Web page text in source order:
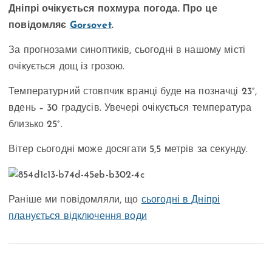
Дніпрі очікується похмура погода. Про це
повідомляє Gorsovet.
За прогнозами синоптиків, сьогодні в нашому місті
очікується дощ із грозою.
Температурний стовпчик вранці буде на позначці 23°,
вдень – 30 градусів. Увечері очікується температура
близько 25°.
Вітер сьогодні може досягати 5,5 метрів за секунду.
Раніше ми повідомляли, що сьогодні в Дніпрі
планується відключення води